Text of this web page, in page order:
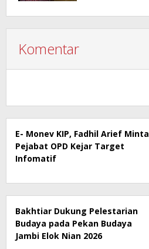
Komentar
E- Monev KIP, Fadhil Arief Minta
Pejabat OPD Kejar Target
Infomatif
Bakhtiar Dukung Pelestarian
Budaya pada Pekan Budaya
Jambi Elok Nian 2026